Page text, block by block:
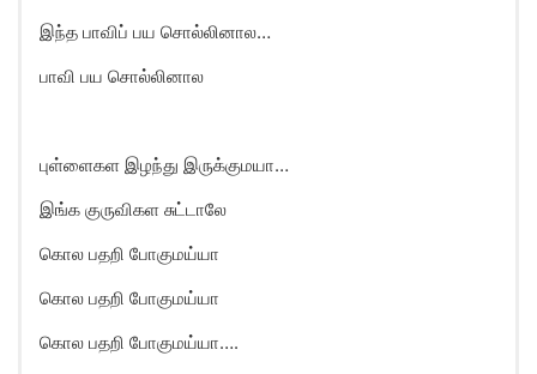
இந்த பாவிப் பய சொல்லினால…
பாவி பய சொல்லினால
புள்ளைகள இழந்து இருக்குமயா…
இங்க குருவிகள சுட்டாலே
கொல பதறி போகுமய்யா
கொல பதறி போகுமய்யா
கொல பதறி போகுமய்யா….